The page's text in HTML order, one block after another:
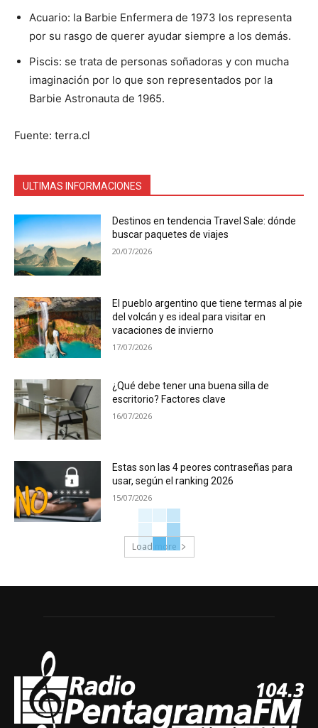
Acuario: la Barbie Enfermera de 1973 los representa
por su rasgo de querer ayudar siempre a los demás.
Piscis: se trata de personas soñadoras y con mucha
imaginación por lo que son representados por la
Barbie Astronauta de 1965.
Fuente: terra.cl
ULTIMAS INFORMACIONES
Destinos en tendencia Travel Sale: dónde
buscar paquetes de viajes
20/07/2026
El pueblo argentino que tiene termas al pie
del volcán y es ideal para visitar en
vacaciones de invierno
17/07/2026
¿Qué debe tener una buena silla de
escritorio? Factores clave
16/07/2026
Estas son las 4 peores contraseñas para
usar, según el ranking 2026
15/07/2026
Load more